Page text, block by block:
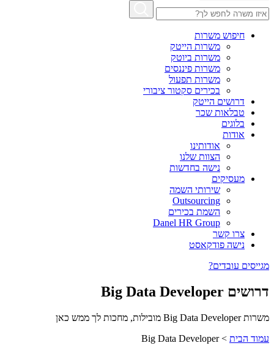
חיפוש משרות
משרות הייטק
משרות ביוטק
משרות פיננסים
משרות תפעול
בכירים סקטור ציבורי
דרושים הייטק
טבלאות שכר
בלוגים
אודות
אודותינו
הצוות שלנו
נישה בחדשות
מעסיקים
שירותי השמה
Outsourcing
השמת בכירים
Danel HR Group
צרו קשר
נישה פודקאסט
מגייסים עובדים?
דרושים Big Data Developer
משרות Big Data Developer מובילות, מחכות לך ממש כאן
עמוד הבית >
Big Data Developer